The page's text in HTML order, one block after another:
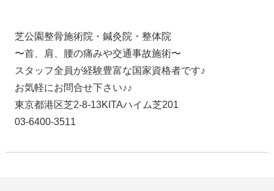
芝公園整骨施術院・鍼灸院・整体院
〜首、肩、腰の痛みや交通事故施術〜
スタッフ全員が経験豊富な国家資格者です♪
お気軽にお問合せ下さい♪♪
東京都港区芝2-8-13KITAハイム芝201
03-6400-3511